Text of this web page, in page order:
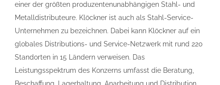
einer der größten produzentenunabhängigen Stahl- und
Metalldistributeure. Klöckner ist auch als Stahl-Service-
Unternehmen zu bezeichnen. Dabei kann Klöckner auf ein
globales Distributions- und Service-Netzwerk mit rund 220
Standorten in 15 Ländern verweisen. Das
Leistungsspektrum des Konzerns umfasst die Beratung,